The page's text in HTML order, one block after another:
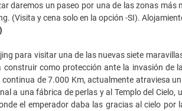
daremos un paseo por una de las zonas más
(Visita y cena solo en la opción -SI).
para visitar una de las nuevas siete
construir como protección ante la invasión de
de 7.000 Km, actualmente atraviesa
a una fábrica de perlas y al Templo del
el emperador daba las gracias al cielo